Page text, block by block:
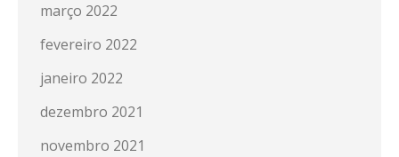
março 2022
fevereiro 2022
janeiro 2022
dezembro 2021
novembro 2021